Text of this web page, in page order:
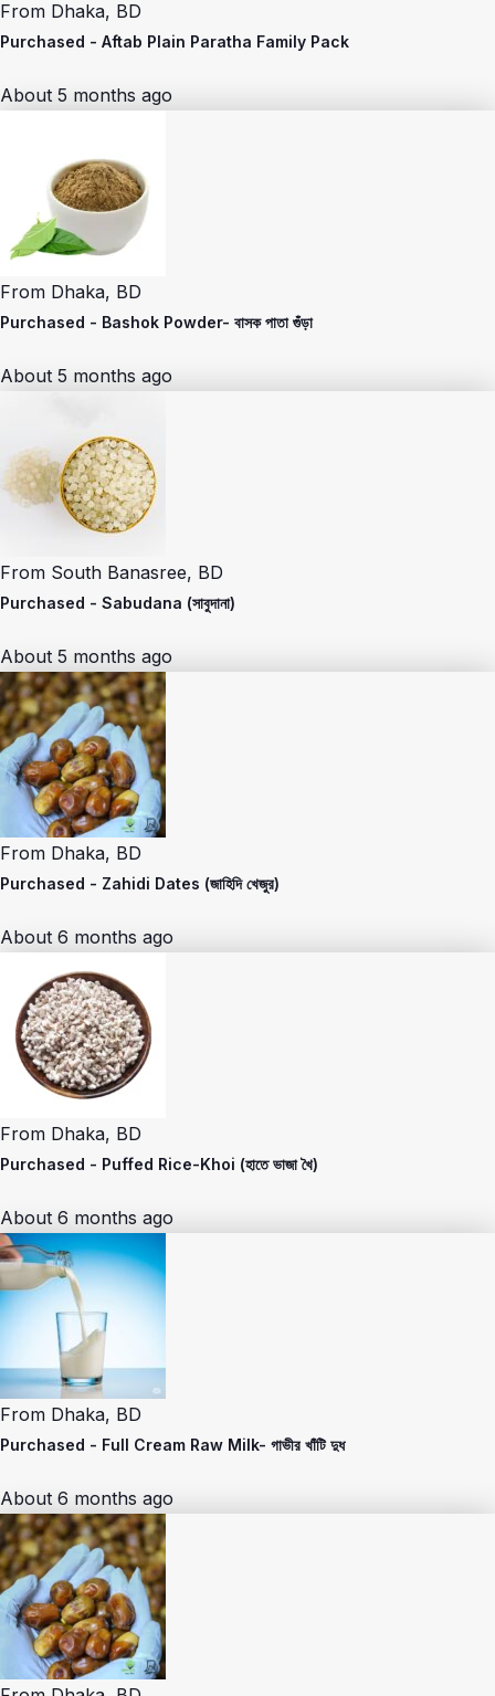
From Dhaka, BD
Purchased - Aftab Plain Paratha Family Pack
About 5 months ago
From Dhaka, BD
Purchased - Bashok Powder- বাসক পাতা গুঁড়া
About 5 months ago
From South Banasree, BD
Purchased - Sabudana (সাবুদানা)
About 5 months ago
From Dhaka, BD
Purchased - Zahidi Dates (জাহিদি খেজুর)
About 6 months ago
From Dhaka, BD
Purchased - Puffed Rice-Khoi (হাতে ভাজা খৈ)
About 6 months ago
From Dhaka, BD
Purchased - Full Cream Raw Milk- গাভীর খাঁটি দুধ
About 6 months ago